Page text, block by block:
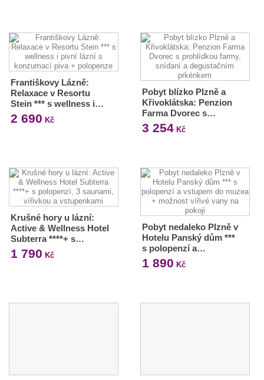
Františkovy Lázně:
Relaxace v Resortu
Stein *** s wellness i…
2 690 Kč
Pobyt blízko Plzně a
Křivoklátska: Penzion
Farma Dvorec s…
3 254Kč
Krušné hory u lázní:
Active & Wellness Hotel
Subterra ****+ s…
1 790 Kč
Pobyt nedaleko Plzně v
Hotelu Panský dům ***
s polopenzí a…
1 890 Kč